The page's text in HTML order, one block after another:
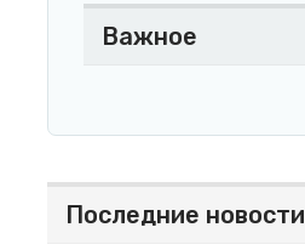
Важное
Последние новости